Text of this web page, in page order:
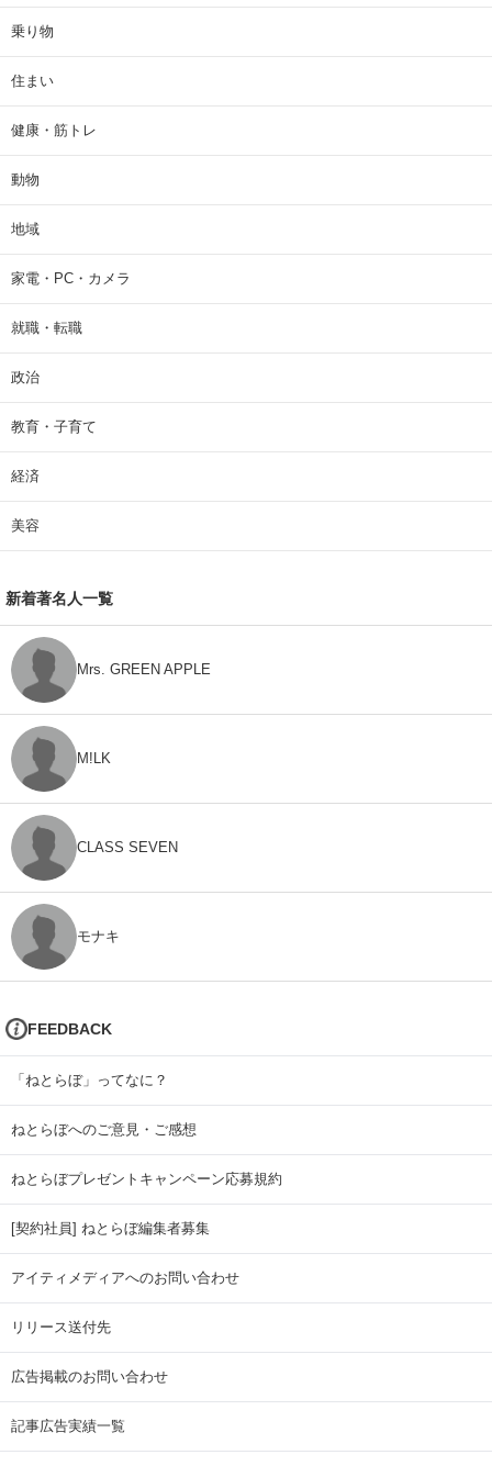
乗り物
住まい
健康・筋トレ
動物
地域
家電・PC・カメラ
就職・転職
政治
教育・子育て
経済
美容
新着著名人一覧
Mrs. GREEN APPLE
M!LK
CLASS SEVEN
モナキ
FEEDBACK
「ねとらぼ」ってなに？
ねとらぼへのご意見・ご感想
ねとらぼプレゼントキャンペーン応募規約
[契約社員] ねとらぼ編集者募集
アイティメディアへのお問い合わせ
リリース送付先
広告掲載のお問い合わせ
記事広告実績一覧